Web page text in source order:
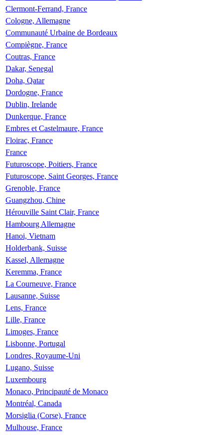
Clermont-Ferrand, France
Cologne, Allemagne
Communauté Urbaine de Bordeaux
Compiègne, France
Coutras, France
Dakar, Senegal
Doha, Qatar
Dordogne, France
Dublin, Irelande
Dunkerque, France
Embres et Castelmaure, France
Floirac, France
France
Futuroscope, Poitiers, France
Futuroscope, Saint Georges, France
Grenoble, France
Guangzhou, Chine
Hérouville Saint Clair, France
Hambourg Allemagne
Hanoi, Vietnam
Holderbank, Suisse
Kassel, Allemagne
Keremma, France
La Courneuve, France
Lausanne, Suisse
Lens, France
Lille, France
Limoges, France
Lisbonne, Portugal
Londres, Royaume-Uni
Lugano, Suisse
Luxembourg
Monaco, Principauté de Monaco
Montréal, Canada
Morsiglia (Corse), France
Mulhouse, France